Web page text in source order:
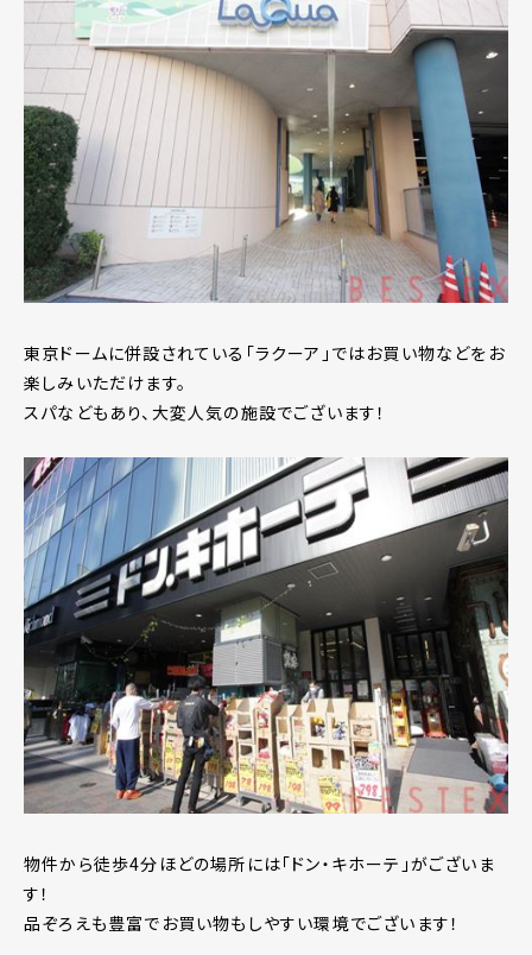
東京ドームに併設されている「ラクーア」ではお買い物などをお
楽しみいただけます。
スパなどもあり、大変人気の施設でございます！
物件から徒歩4分ほどの場所には「ドン・キホーテ」がございま
す！
品ぞろえも豊富でお買い物もしやすい環境でございます！